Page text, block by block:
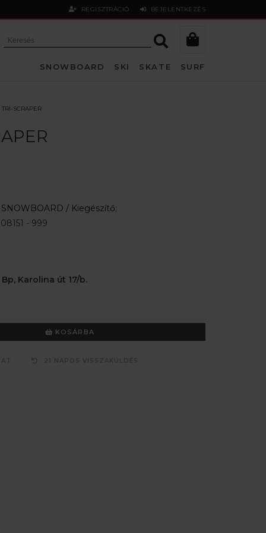
REGISZTRÁCIÓ BEJELENTKEZÉS
SNOWBOARD SKI SKATE SURF
SCRAPER
SNOWBOARD / Kiegészítő;
- 999
Bp, Karolina út 17/b.
KOSÁRBA